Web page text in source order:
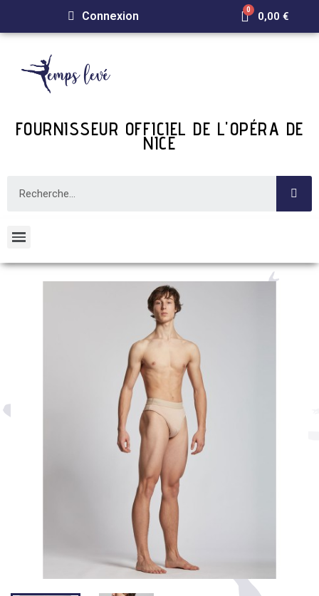
Connexion 0,00 €
FOURNISSEUR OFFICIEL DE L'OPÉRA DE
NICE